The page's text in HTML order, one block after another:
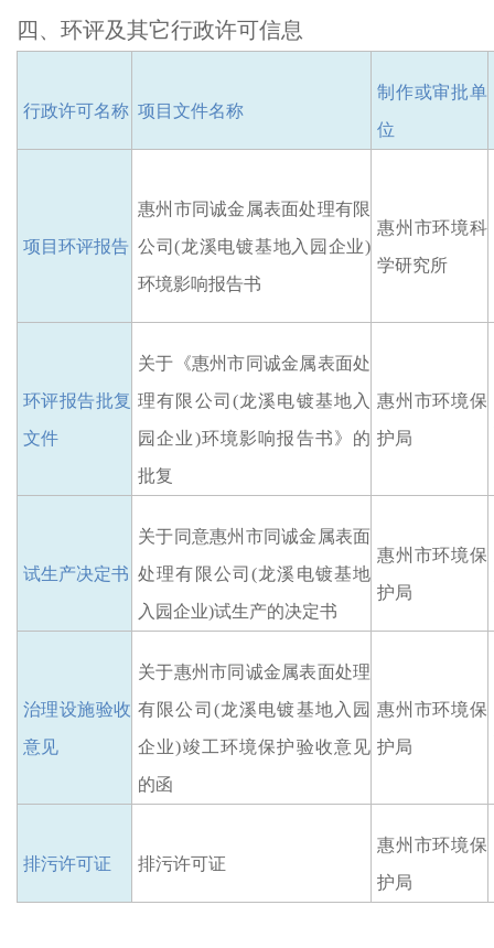
四、 环评及其它行政许可信息
行政许可名称 项目文件名称
制作或审批单
位
项目环评报告
惠州市同诚金属表面处理有限
公司(龙溪电镀基地入园企业)
环境影响报告书
惠州市环境科
学研究所
环评报告批复
文件
关于《惠州市同诚金属表面处
理有限公司 (龙溪电镀基地入
园企业)环境影响报告书》的
批复
惠州市环境保
护局
试生产决定书
关于同意惠州市同诚金属表面
处理有限公司 (龙溪电镀基地
入园企业)试生产的决定书
惠州市环境保
护局
治理设施验收
意见
关于惠州市同诚金属表面处理
有限公司 (龙溪电镀基地入园
企业)竣工环境保护验收意见
的函
惠州市环境保
护局
排污许可证 排污许可证
惠州市环境保
护局